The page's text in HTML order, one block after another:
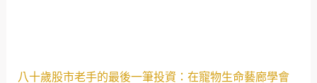
八十歲股市老手的最後一筆投資：在寵物生命藝廊學會
八